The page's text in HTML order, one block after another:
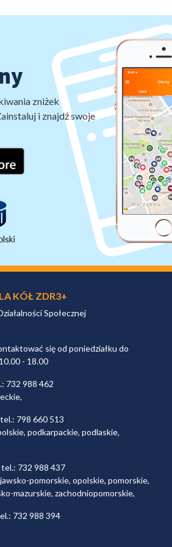
zniżek
i znajdź swoje
KÓŁ ZDR3+
Społecznej
się od poniedziałku do
- 18.00
732 988 462
tel.: 798 660 513
podkarpackie, podlaskie,
tel.: 732 988 437
pomorskie, opolskie, pomorskie,
mazurskie, zachodniopomorskie,
732 988 394